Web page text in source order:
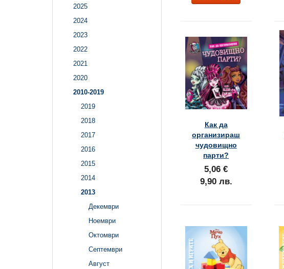
2025
2024
2023
2022
2021
2020
2010-2019
2019
2018
2017
2016
2015
2014
2013
Декември
Ноември
Октомври
Септември
Август
Как да
организираш
чудовищно
парти?
5,06 €
9,90 лв.